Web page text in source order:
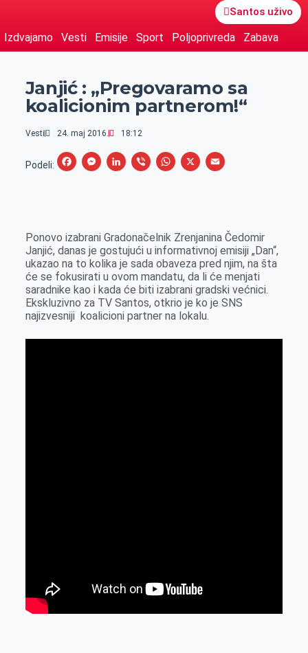
Santos uživo
Izdvajamo Vesti Emisije Sport Poljoprivreda Zabava
Janjić : „Pregovaramo sa
koalicionim partnerom!“
Vesti 24. maj 2016. 18:12
Podeli:
F
b
o
o
k
M
e
n
g
e
r
L
e
d
I
n
V
r
W
s
A
p
p
X
E
l
Ponovo izabrani Gradonačelnik Zrenjanina Čedomir
Janjić, danas je gostujući u informativnoj emisiji „Dan“,
ukazao na to kolika je sada obaveza pred njim, na šta
će se fokusirati u ovom mandatu, da li će menjati
saradnike kao i kada će biti izabrani gradski većnici.
Ekskluzivno za TV Santos, otkrio je ko je SNS
najizvesniji koalicioni partner na lokalu.